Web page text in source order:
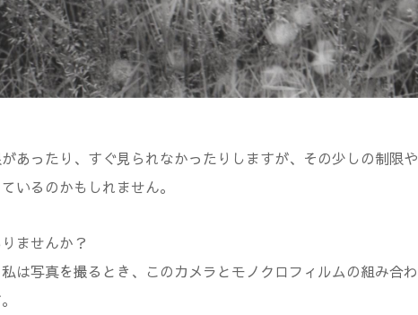
あったり、すぐ見られなかったりしますが、その少しの制限や
いるのかもしれません。
ませんか？
は写真を撮るとき、このカメラとモノクロフィルムの組み合わ